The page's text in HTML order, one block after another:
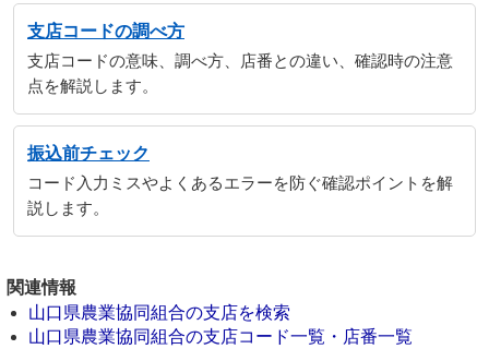
支店コードの調べ方
支店コードの意味、調べ方、店番との違い、確認時の注意
点を解説します。
振込前チェック
コード入力ミスやよくあるエラーを防ぐ確認ポイントを解
説します。
関連情報
山口県農業協同組合の支店を検索
山口県農業協同組合の支店コード一覧・店番一覧